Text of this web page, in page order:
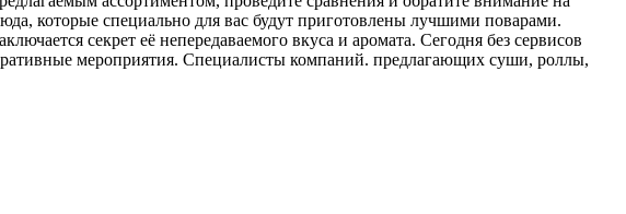
которые специально для вас будут приготовлены лучшими поварами.
секрет её непередаваемого вкуса и аромата. Сегодня без сервисов
мероприятия. Специалисты компаний. предлагающих суши, роллы,